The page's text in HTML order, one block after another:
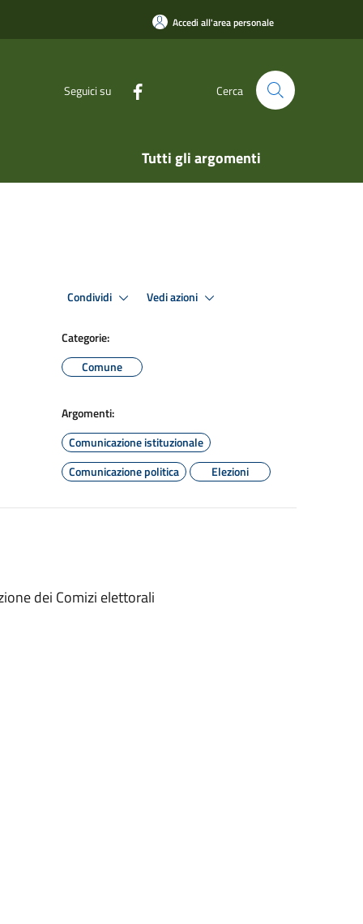
Accedi all'area personale
Seguici su Cerca
Tutti gli argomenti
Condividi Vedi azioni
Categorie:
Comune
Argomenti:
Comunicazione istituzionale
Comunicazione politica
Elezioni
dei Comizi elettorali